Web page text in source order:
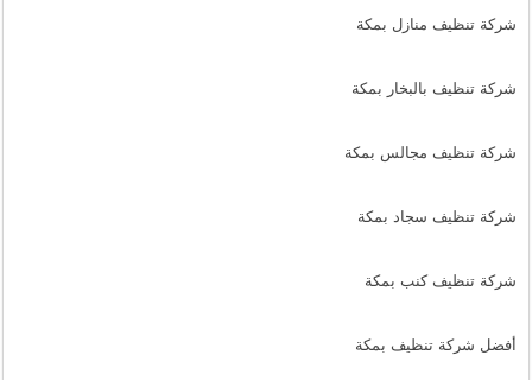
شركة تنظيف منازل بمكة
شركة تنظيف بالبخار بمكة
شركة تنظيف مجالس بمكة
شركة تنظيف سجاد بمكة
شركة تنظيف كنب بمكة
أفضل شركة تنظيف بمكة